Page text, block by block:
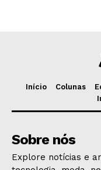
Início Colunas
Sobre nós
Explore notícias e